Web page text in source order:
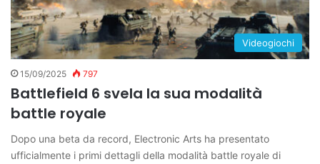
Videogiochi
15/09/2025 797
Battlefield 6 svela la sua modalità
battle royale
Dopo una beta da record, Electronic Arts ha presentato
ufficialmente i primi dettagli della modalità battle royale di